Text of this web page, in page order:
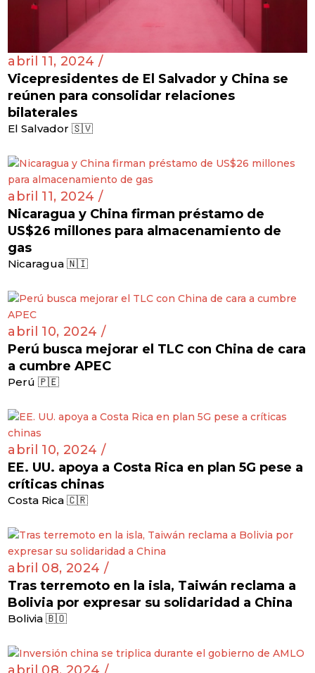
abril 11, 2024 /
Vicepresidentes de El Salvador y China se
reúnen para consolidar relaciones
bilaterales
El Salvador 🇸🇻
abril 11, 2024 /
Nicaragua y China firman préstamo de
US$26 millones para almacenamiento de
gas
Nicaragua 🇳🇮
abril 10, 2024 /
Perú busca mejorar el TLC con China de cara
a cumbre APEC
Perú 🇵🇪
abril 10, 2024 /
EE. UU. apoya a Costa Rica en plan 5G pese a
críticas chinas
Costa Rica 🇨🇷
abril 08, 2024 /
Tras terremoto en la isla, Taiwán reclama a
Bolivia por expresar su solidaridad a China
Bolivia 🇧🇴